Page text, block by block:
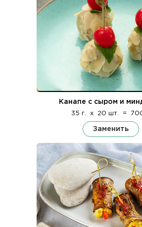
Канапе с сыром и
35 г. x 20 шт. =
Заменить